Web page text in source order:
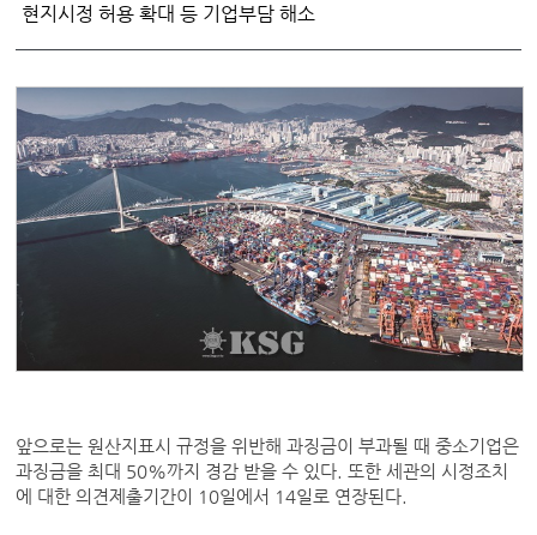
현지시정 허용 확대 등 기업부담 해소
앞으로는 원산지표시 규정을 위반해 과징금이 부과될 때 중소기업은
과징금을 최대 50%까지 경감 받을 수 있다. 또한 세관의 시정조치
에 대한 의견제출기간이 10일에서 14일로 연장된다.